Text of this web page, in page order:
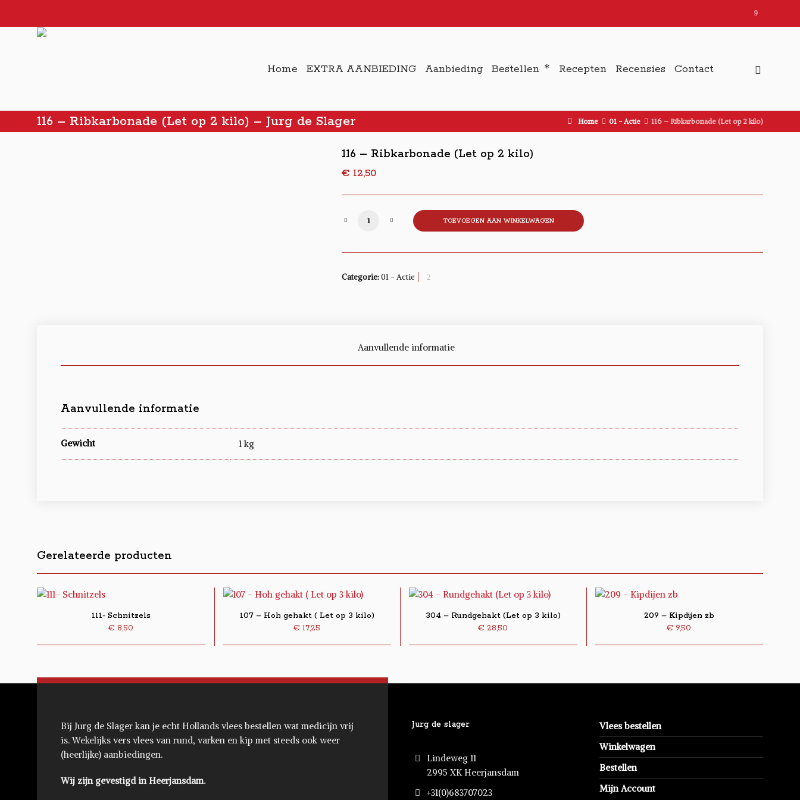
Home EXTRA AANBIEDING Aanbieding Bestellen Recepten Recensies Contact
116 – Ribkarbonade (Let op 2 kilo) – Jurg de Slager Home 01 - Actie 116 – Ribkarbonade (Let op 2 kilo)
116 – Ribkarbonade (Let op 2 kilo)
€ 12,50
116 - Ribkarbonade (Let op 2 kilo) aantal
TOEVOEGEN AAN WINKELWAGEN
Categorie:01 - Actie
Aanvullende informatie
Aanvullende informatie
Gewicht 1 kg
Gerelateerde producten
111- Schnitzels
€ 8,50
107 – Hoh gehakt ( Let op 3 kilo)
€ 17,25
304 – Rundgehakt (Let op 3 kilo)
€ 28,50
209 – Kipdijen zb
€ 9,50
Bij Jurg de Slager kan je echt Hollands vlees bestellen wat medicijn vrij
is. Wekelijks vers vlees van rund, varken en kip met steeds ook weer
(heerlijke) aanbiedingen.
Wij zijn gevestigd in Heerjansdam.
Jurg de slager
Lindeweg 11
2995 XK Heerjansdam
+31(0)683707023
Vlees bestellen
Winkelwagen
Bestellen
Mijn Account